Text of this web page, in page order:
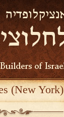
(New York)